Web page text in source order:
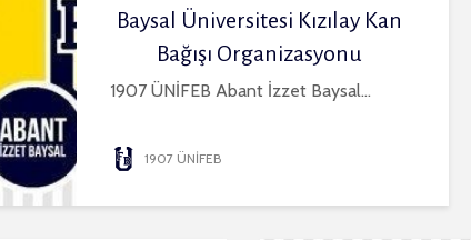
Baysal Üniversitesi Kızılay Kan
Bağışı Organizasyonu
1907 ÜNİFEB Abant İzzet Baysal...
1907 ÜNİFEB